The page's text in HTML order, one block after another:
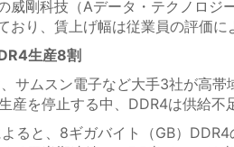
威剛科技（Aデータ・テクノロジ
おり、賃上げ幅は従業員の評価に
生産8割
サムスン電子など大手3社が高帯
産を停止する中、DDR4は供給不
ると、8ギガバイト（GB）